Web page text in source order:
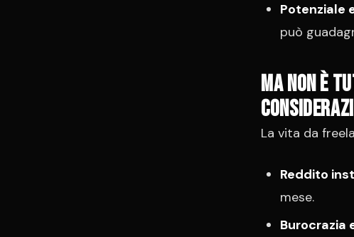
Potenziale
può
Ma non è
La vita da
Reddito
mese.
Burocrazia